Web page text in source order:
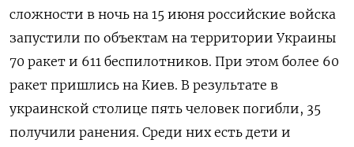
сложности в ночь на 15 июня российские войска
запустили по объектам на территории Украины
70 ракет и 611 беспилотников. При этом более 60
ракет пришлись на Киев. В результате в
украинской столице пять человек погибли, 35
получили ранения. Среди них есть дети и